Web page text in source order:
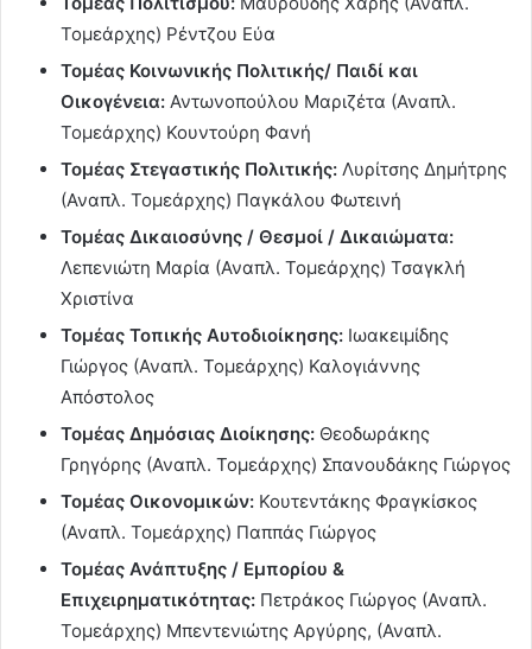
Τομεάρχης) Ρέντζου Εύα
Τομέας Κοινωνικής Πολιτικής/ Παιδί και
Οικογένεια: Αντωνοπούλου Μαριζέτα (Αναπλ.
Τομεάρχης) Κουντούρη Φανή
Τομέας Στεγαστικής Πολιτικής: Λυρίτσης Δημήτρης
(Αναπλ. Τομεάρχης) Παγκάλου Φωτεινή
Τομέας Δικαιοσύνης / Θεσμοί / Δικαιώματα:
Λεπενιώτη Μαρία (Αναπλ. Τομεάρχης) Τσαγκλή
Χριστίνα
Τομέας Τοπικής Αυτοδιοίκησης: Ιωακειμίδης
Γιώργος (Αναπλ. Τομεάρχης) Καλογιάννης
Απόστολος
Τομέας Δημόσιας Διοίκησης: Θεοδωράκης
Γρηγόρης (Αναπλ. Τομεάρχης) Σπανουδάκης Γιώργος
Τομέας Οικονομικών: Κουτεντάκης Φραγκίσκος
(Αναπλ. Τομεάρχης) Παππάς Γιώργος
Τομέας Ανάπτυξης / Εμπορίου &
Επιχειρηματικότητας: Πετράκος Γιώργος (Αναπλ.
Τομεάρχης) Μπεντενιώτης Αργύρης, (Αναπλ.